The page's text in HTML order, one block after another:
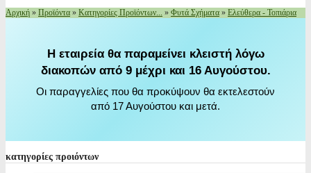
Αρχική » Προϊόντα » Κατηγορίες Προϊόντων... » Φυτά Σχήματα » Ελεύθερα - Τοπιάρια
Η εταιρεία θα παραμείνει κλειστή λόγω
διακοπών από 9 μέχρι και 16 Αυγούστου.
Οι παραγγελίες που θα προκύψουν θα εκτελεστούν
από 17 Αυγούστου και μετά.
κατηγορίες προιόντων